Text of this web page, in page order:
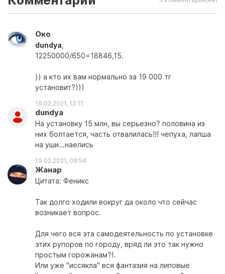
Око
dundya
12250000/650=18846,15.
)) а кто их вам нормально за 19 000 тг
установит?)))
19.02.2021, 12:11
dundya
На установку 15 млн, вы серьезно? половина из
них болтается, часть отвалилась!!! чепуха, лапша
на уши...наелись
19.02.2021, 09:54
Жанар
Цитата: Феникс
Так долго ходили вокруг да около что сейчас
возникает вопрос.
Для чего вся эта самодеятельность по установке
этих рупоров по городу, вряд ли это так нужно
простым горожанам?!.
Или уже "иссякла" вся фантазия на липовые